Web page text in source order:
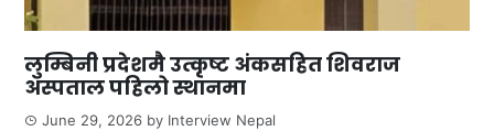
लुम्बिनी प्रदेशमै उत्कृष्ट अंकसहित शिवराज
अस्पताल पहिलो स्थानमा
June 29, 2026 by Interview Nepal